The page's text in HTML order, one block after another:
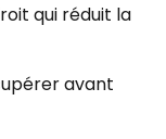
qui réduit la
avant